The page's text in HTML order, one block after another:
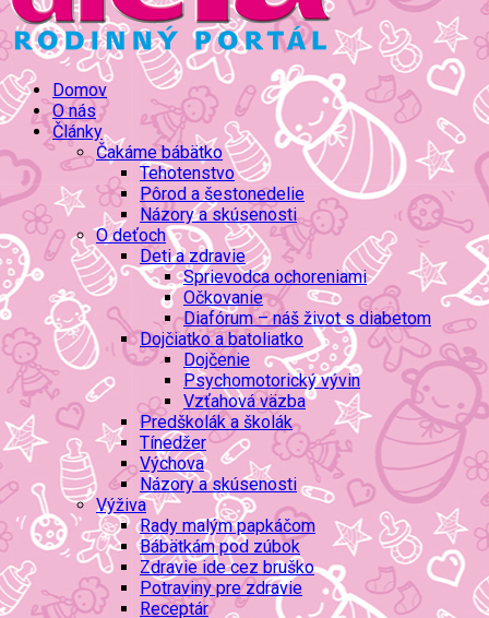
Domov
O nás
Články
Čakáme bábätko
Tehotenstvo
Pôrod a šestonedelie
Názory a skúsenosti
O deťoch
Deti a zdravie
Sprievodca ochoreniami
Očkovanie
Diafórum – náš život s diabetom
Dojčiatko a batoliatko
Dojčenie
Psychomotorický vývin
Vzťahová väzba
Predškolák a školák
Tínedžer
Výchova
Názory a skúsenosti
Výživa
Rady malým papkáčom
Bábätkám pod zúbok
Zdravie ide cez bruško
Potraviny pre zdravie
Receptár